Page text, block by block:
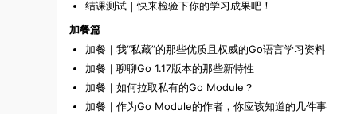
结课测试｜快来检验下你的学习成果吧！
加餐篇
加餐｜我“私藏”的那些优质且权威的Go语言学习资料
加餐｜聊聊Go 1.17版本的那些新特性
加餐｜如何拉取私有的Go Module？
加餐｜作为Go Module的作者，你应该知道的几件事